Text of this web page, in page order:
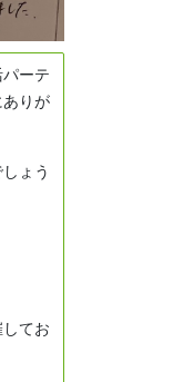
ーテ
ありが
ょう
てお